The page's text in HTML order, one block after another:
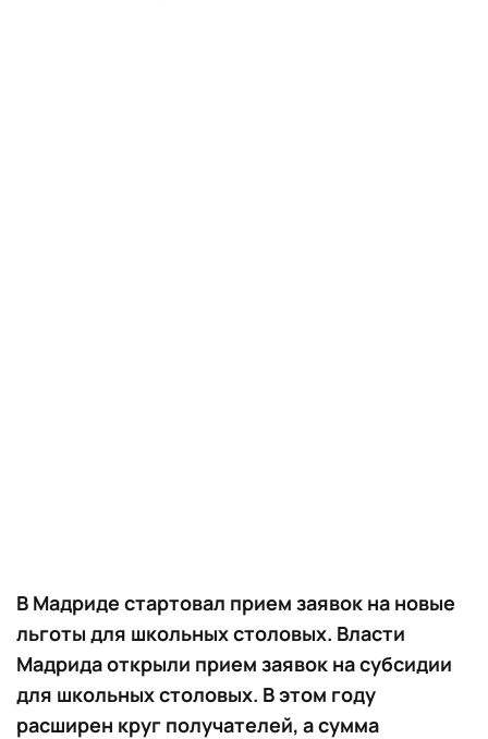
В Мадриде стартовал прием заявок на новые
льготы для школьных столовых. Власти
Мадрида открыли прием заявок на субсидии
для школьных столовых. В этом году
расширен круг получателей, а сумма